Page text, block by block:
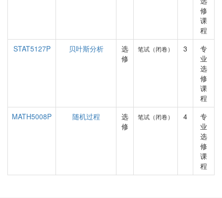
修
课
程
STAT5127P
贝叶斯分析
选
修
笔试（闭卷） 3
专
业
选
修
课
程
MATH5008P
随机过程
选
修
笔试（闭卷） 4
专
业
选
修
课
程